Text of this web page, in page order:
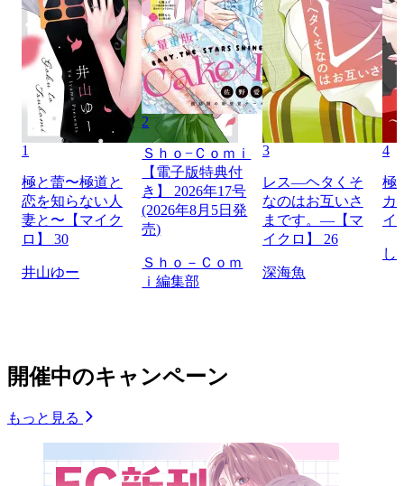
1
極と蕾〜極道と
恋を知らない人
妻と〜【マイク
ロ】 30
井山ゆー
2
Ｓｈｏ−Ｃｏｍｉ
【電子版特典付
き】 2026年17号
(2026年8月5日発
売)
Ｓｈｏ－Ｃｏｍ
ｉ編集部
3
レス―ヘタくそ
なのはお互いさ
まです。―【マ
イクロ】 26
深海魚
4
極
カ
イ
し
開催中のキャンペーン
もっと見る